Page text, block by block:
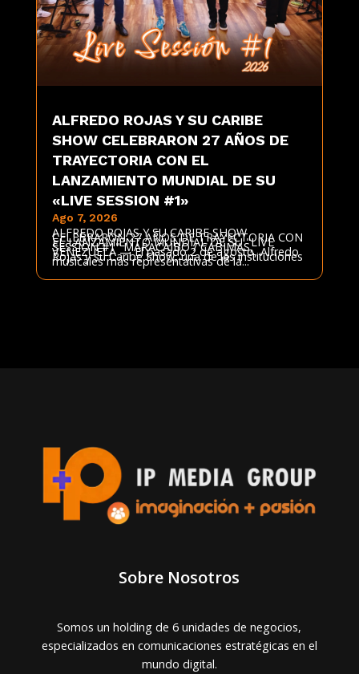
ALFREDO ROJAS Y SU CARIBE
SHOW CELEBRARON 27 AÑOS DE
TRAYECTORIA CON EL
LANZAMIENTO MUNDIAL DE SU
«LIVE SESSION #1»
Ago 7, 2026
ALFREDO ROJAS Y SU CARIBE SHOW
CELEBRARON 27 AÑOS DE TRAYECTORIA CON
EL LANZAMIENTO MUNDIAL DE SU "LIVE
SESSION #1" MARACAIBO / CABIMAS,
VENEZUELA — El pasado 2 de agosto, Alfredo
Rojas y su Caribe Show, una de las instituciones
musicales más representativas de la...
Sobre Nosotros
Somos un holding de 6 unidades de negocios,
especializados en comunicaciones estratégicas en el
mundo digital.